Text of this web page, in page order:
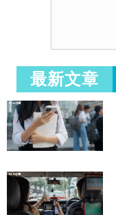
最新文章